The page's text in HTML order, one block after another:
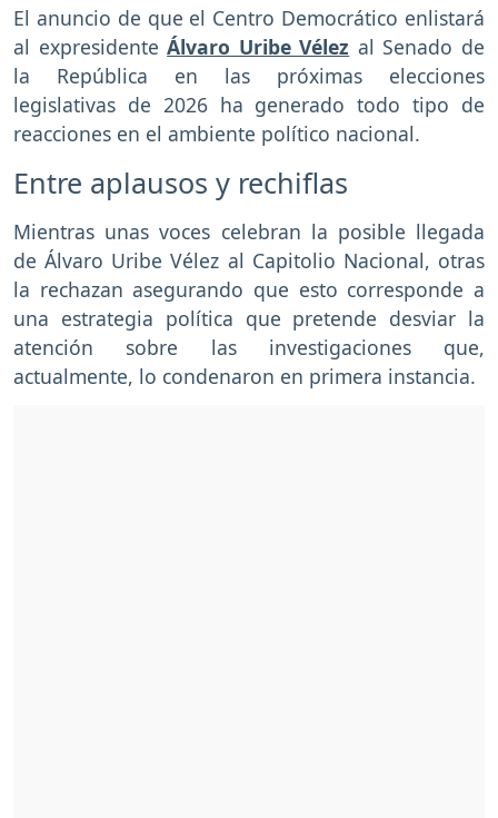
El anuncio de que el Centro Democrático enlistará
al expresidenteÁlvaro Uribe Vélez al Senado de
la República en las próximas elecciones
legislativas de 2026 ha generado todo tipo de
reacciones en el ambiente político nacional.
Entre aplausos y rechiflas
Mientras unas voces celebran la posible llegada
de Álvaro Uribe Vélez al Capitolio Nacional, otras
la rechazan asegurando que esto corresponde a
una estrategia política que pretende desviar la
atención sobre las investigaciones que,
actualmente, lo condenaron en primera instancia.